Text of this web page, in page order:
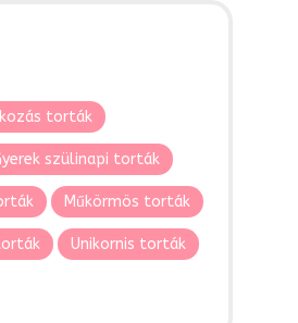
torták
szülinapi torták
Műkörmös torták
Unikornis torták